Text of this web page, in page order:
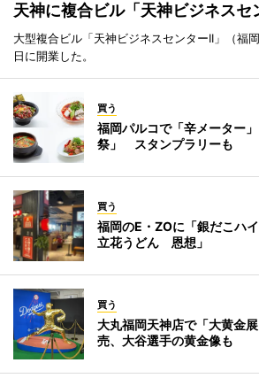
天神に複合ビル「天神ビジネスセ
大型複合ビル「天神ビジネスセンターII」（福
日に開業した。
買う
福岡パルコで「辛メーター
祭」 スタンプラリーも
買う
福岡のE・ZOに「銀だこハ
立花うどん 恩想」
買う
大丸福岡天神店で「大黄金
売、大谷選手の黄金像も